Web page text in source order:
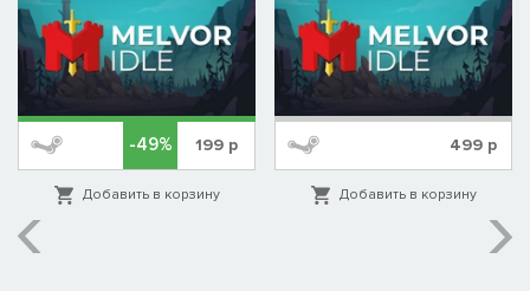
-49% 199р
Добавить в корзину
499р
Добавить в корзину